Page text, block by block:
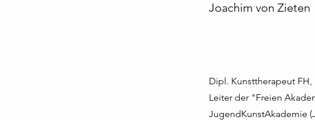
Joachim von Zieten
Dipl. Kunsttherapeut
Leiter der "Freien
JugendKunstAkademie